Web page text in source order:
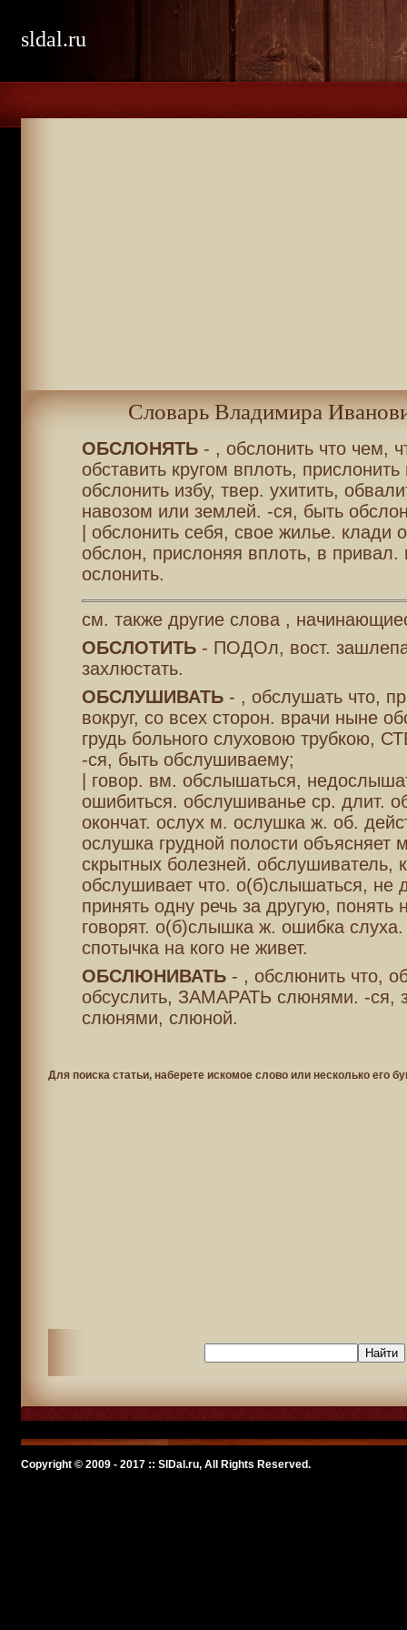
sldal.ru
Словарь Владимира
ОБСЛОНЯТЬ- , обслонить что чем,
обставить кругом вплоть, прислонить
обслонить избу, твер. ухитить,
навозом или землей. -ся, быть
| обслонить себя, свое жилье. клади
обслон, прислоняя вплоть, в привал.
ослонить.
см. также другие слова ,
ОБСЛОТИТЬ- ПОДОл, вост.
захлюстать.
ОБСЛУШИВАТЬ- , обслушать что,
вокруг, со всех сторон. врачи ныне
грудь больного слуховою трубкою,
-ся, быть обслушиваему;
| говор. вм. обслышаться,
ошибиться. обслушиванье ср. длит.
окончат. ослух м. ослушка ж. об.
ослушка грудной полости объясняет
скрытных болезней. обслушиватель,
обслушивает что. о(б)слышаться, не
принять одну речь за другую, понять
говорят. о(б)слышка ж. ошибка
спотычка на кого не живет.
ОБСЛЮНИВАТЬ- , обслюнить что,
обсуслить, ЗАМАРАТЬ слюнями. -ся,
слюнями, слюной.
Для поиска статьи, наберете искомое слово или несколько его
Copyright © 2009 - 2017 :: SlDal.ru, All Rights Reserved.